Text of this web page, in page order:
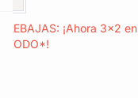
REBAJAS: ¡Ahora 3x2 en
TODO*!